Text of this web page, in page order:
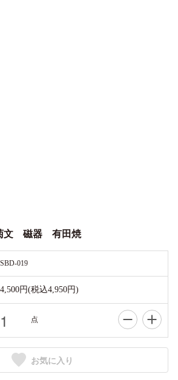
文 磁器 有田焼
SBD-019
4,500円(税込4,950円)
点
お気に入り